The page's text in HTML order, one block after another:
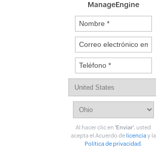
ManageEngine
Al hacer clic en'Enviar', usted
acepta el Acuerdo de licencia y la
Política de privacidad